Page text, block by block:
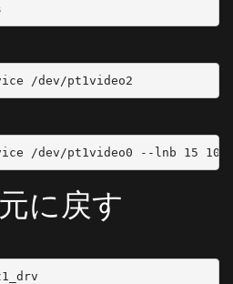
/dev/pt1video2
/dev/pt1video0 --lnb 15 101
に戻す